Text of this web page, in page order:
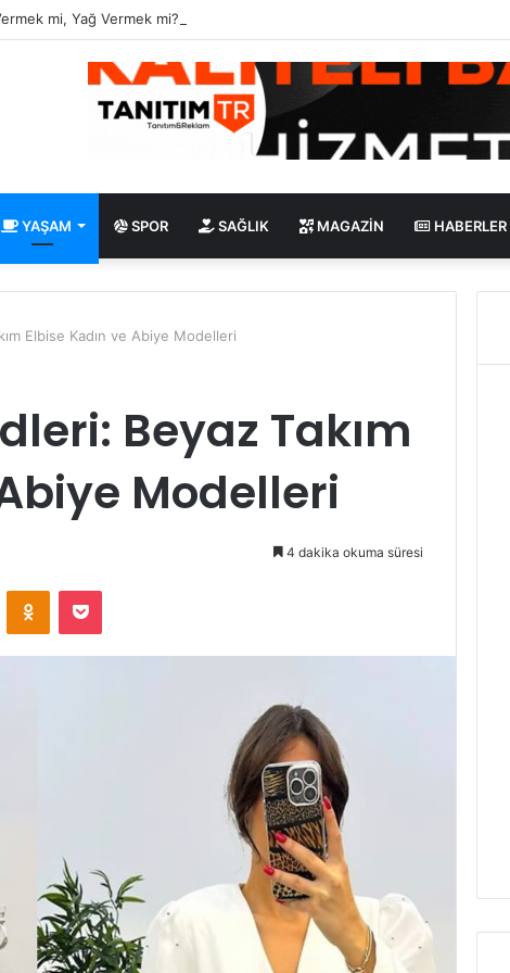
mi, Yağ Vermek mi? Aynı Şey Sanıyoruz Ama Değil!
YAŞAM SPOR SAĞLIK MAGAZIN HABERLER
Elbise Kadın ve Abiye Modelleri
Beyaz Takım
Modelleri
4 dakika okuma süresi
Odnoklassniki
Pocket